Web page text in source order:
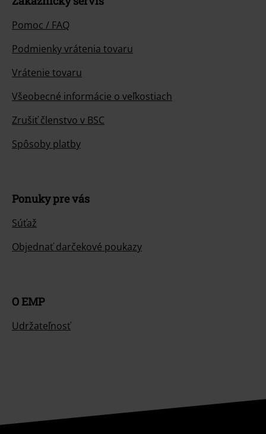
Pomoc / FAQ
Podmienky vrátenia tovaru
Vrátenie tovaru
Všeobecné informácie o veľkostiach
Zrušiť členstvo v BSC
Spôsoby platby
Ponuky pre vás
Súťaž
Objednať darčekové poukazy
O EMP
Udržateľnosť